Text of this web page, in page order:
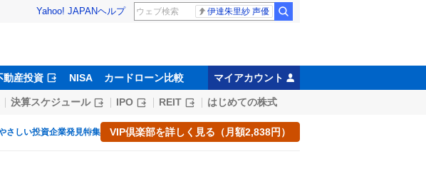
Yahoo! JAPANヘルプ 伊達朱里紗 声優
動産投資 NISA カードローン比較 マイアカウント
決算スケジュール IPO REIT はじめての株式
さしい投資企業発見特集 VIP倶楽部を詳しく見る（月額2,838円）